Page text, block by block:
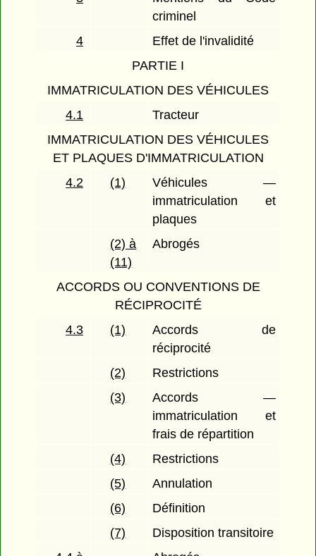
criminel
4
Effet de l'invalidité
PARTIE I
IMMATRICULATION DES VÉHICULES
4.1
Tracteur
IMMATRICULATION DES VÉHICULES
ET PLAQUES D'IMMATRICULATION
4.2
(1)
Véhicules —
immatriculation et
plaques
(2) à
(11)
Abrogés
ACCORDS OU CONVENTIONS DE
RÉCIPROCITÉ
4.3
(1)
Accords de
réciprocité
(2)
Restrictions
(3)
Accords —
immatriculation et
frais de répartition
(4)
Restrictions
(5)
Annulation
(6)
Définition
(7)
Disposition transitoire